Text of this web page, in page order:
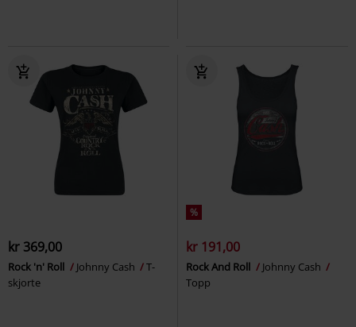
kr 369,00
Rock 'n' Roll Johnny Cash
T-
skjorte
%
kr 191,00
Rock And Roll
Johnny Cash
Topp